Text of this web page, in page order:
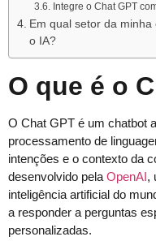
Integre o Chat GPT
Em qual setor da
o IA?
O que é o
O Chat GPT é um chatbot
processamento de
intenções e o contexto da
desenvolvido pela OpenAI,
inteligência artificial do
a responder a perguntas
personalizadas.